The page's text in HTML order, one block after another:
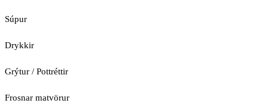
Súpur
Drykkir
Grýtur / Pottréttir
Frosnar matvörur